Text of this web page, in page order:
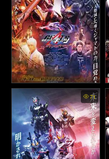
Kamen Rider Geats:
Jyamato Awaking - มาสค์ไร
เดอร์กีทส์: การตื่นขึ้นของจา
มะโตะ (2024)
71